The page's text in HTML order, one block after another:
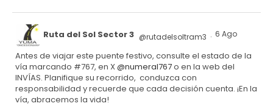
Ruta del Sol Sector 3 @rutadelsoltram3 · 6 Ago
Antes de viajar este puente festivo, consulte el estado de la
vía marcando #767, en X@numeral767o en la web del
INVÍAS. Planifique su recorrido, conduzca con
responsabilidad y recuerde que cada decisión cuenta. ¡En la
vía, abracemos la vida!